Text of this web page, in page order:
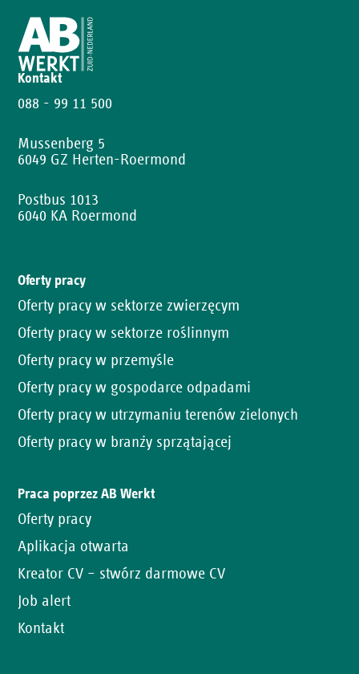
Kontakt
088 - 99 11 500
Mussenberg 5
6049 GZ Herten-Roermond
Postbus 1013
6040 KA Roermond
Oferty pracy
Oferty pracy w sektorze zwierzęcym
Oferty pracy w sektorze roślinnym
Oferty pracy w przemyśle
Oferty pracy w gospodarce odpadami
Oferty pracy w utrzymaniu terenów zielonych
Oferty pracy w branży sprzątającej
Praca poprzez AB Werkt
Oferty pracy
Aplikacja otwarta
Kreator CV – stwórz darmowe CV
Job alert
Kontakt